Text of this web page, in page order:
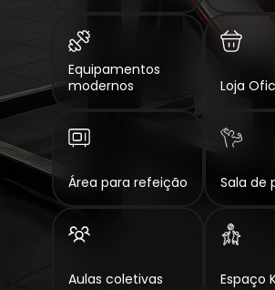
Equipamentos
modernos
Loja
Área para refeição Sala de
Aulas coletivas Espaço